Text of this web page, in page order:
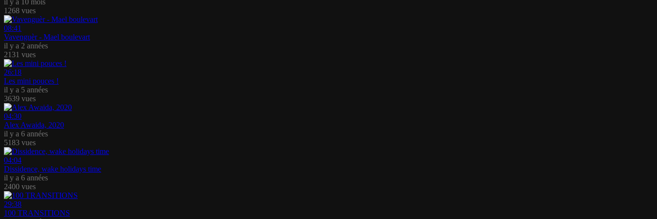
il y a 10 mois
1268 vues
08:41
Vavenguèr - Mael boulevart
il y a 2 années
2131 vues
26:18
Les mini pouces !
il y a 5 années
3639 vues
04:30
Alex Awaida, 2020
il y a 6 années
5183 vues
04:04
Dissidence, wake holidays time
il y a 6 années
2400 vues
29:38
100 TRANSITIONS